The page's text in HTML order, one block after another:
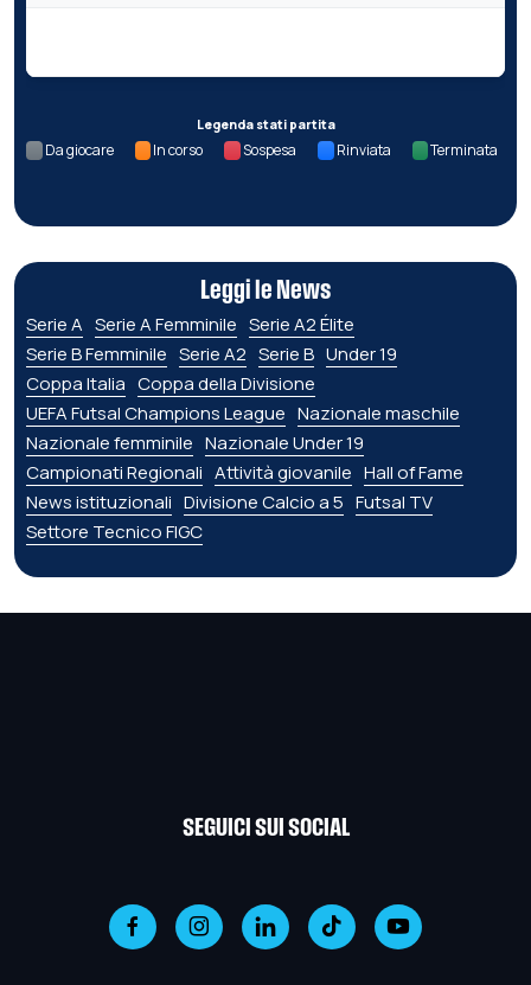
Legenda stati partita
Da giocare In corso Sospesa Rinviata Terminata
Leggi le News
Serie A Serie A Femminile Serie A2 Élite
Serie B Femminile Serie A2 Serie B Under 19
Coppa Italia Coppa della Divisione
UEFA Futsal Champions League Nazionale maschile
Nazionale femminile Nazionale Under 19
Campionati Regionali Attività giovanile Hall of Fame
News istituzionali Divisione Calcio a 5 Futsal TV
Settore Tecnico FIGC
SEGUICI SUI SOCIAL